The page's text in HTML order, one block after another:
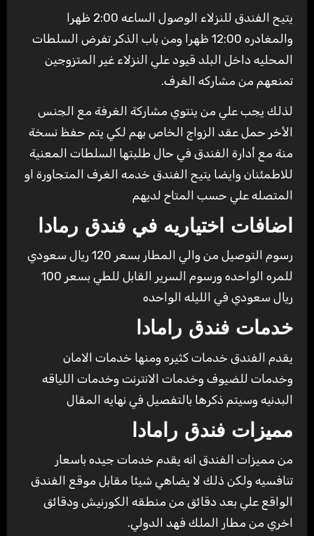
يتيح الفندق للنزلاء الوصول الساعه 2:00 ظهرا
والمغادره 12:00 ظهرا ومن باب الذكر تفرض السلطات
المحليه داخل البلد قيود علي النزلاء غير المتزوجين
تمنعهم من مشاركه الغرف.
لذلك يجب علي من ينتوي مشاركة الغرفة مع الجنس
الأخر حمل عقد الزواج الخاص بهم لكي يتم حفظ نسخة
منة مع أدارة الفندق في حال طلبتها السلطات المعنية
للاطمئنان وايضا يتيح الفندق خدمه الغرف المتجاورة او
المتصله علي حسب المتاح لديهم
اضافات اختياريه في فندق رمادا
رسوم التوصيل من والي المطار بسعر 120 ريال سعودي
للمره الواحده ورسوم السرير القابل للطي بسعر 100
ريال سعودي في الليله الواحده
خدمات فندق رامادا
يقدم الفندق خدمات كثيره ومنها خدمات الامان
وخدمات للضيوف وخدمات الانترنت وخدمات اللياقه
البدنيه وسيتم ذكرها بالتفصيل في نهايه المقال
مميزات فندق رامادا
من مميزات الفندق انه يقدم خدمات جيده باسعار
تنافسيه ولكن ذلك لا يضاهي شيئا مقابل موقع الفندق
الواقع علي بعد دقائق من منطقه الكورنيش ودقائق
اخري من مطار الملك فهد الدولي.